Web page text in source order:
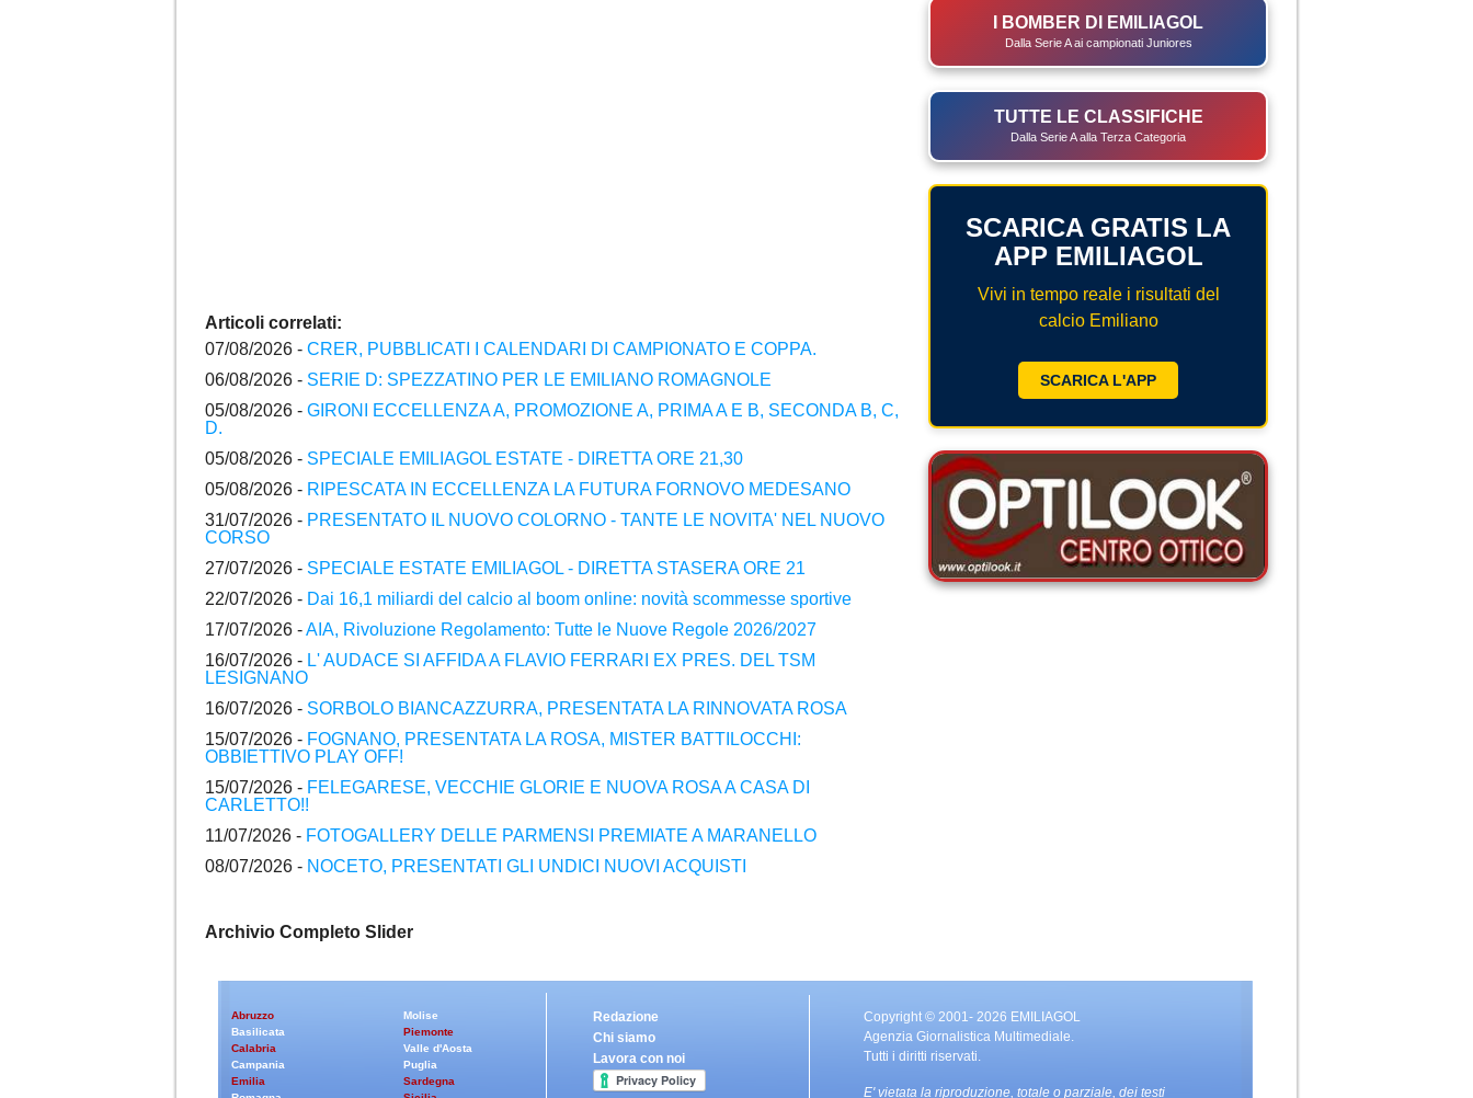
Articoli correlati:
07/08/2026 - CRER, PUBBLICATI I CALENDARI DI CAMPIONATO E COPPA.
06/08/2026 - SERIE D: SPEZZATINO PER LE EMILIANO ROMAGNOLE
05/08/2026 - GIRONI ECCELLENZA A, PROMOZIONE A, PRIMA A E B, SECONDA B, C,
D.
05/08/2026 - SPECIALE EMILIAGOL ESTATE - DIRETTA ORE 21,30
05/08/2026 - RIPESCATA IN ECCELLENZA LA FUTURA FORNOVO MEDESANO
31/07/2026 - PRESENTATO IL NUOVO COLORNO - TANTE LE NOVITA' NEL NUOVO
CORSO
27/07/2026 - SPECIALE ESTATE EMILIAGOL - DIRETTA STASERA ORE 21
22/07/2026 - Dai 16,1 miliardi del calcio al boom online: novità scommesse sportive
17/07/2026 -AIA, Rivoluzione Regolamento: Tutte le Nuove Regole 2026/2027
16/07/2026 - L' AUDACE SI AFFIDA A FLAVIO FERRARI EX PRES. DEL TSM
LESIGNANO
16/07/2026 - SORBOLO BIANCAZZURRA, PRESENTATA LA RINNOVATA ROSA
15/07/2026 - FOGNANO, PRESENTATA LA ROSA, MISTER BATTILOCCHI:
OBBIETTIVO PLAY OFF!
15/07/2026 - FELEGARESE, VECCHIE GLORIE E NUOVA ROSA A CASA DI
CARLETTO!!
11/07/2026 - FOTOGALLERY DELLE PARMENSI PREMIATE A MARANELLO
08/07/2026 - NOCETO, PRESENTATI GLI UNDICI NUOVI ACQUISTI
Archivio Completo Slider
I BOMBER DI EMILIAGOL
Dalla Serie A ai campionati Juniores
TUTTE LE CLASSIFICHE
Dalla Serie A alla Terza Categoria
SCARICA GRATIS LA
APP EMILIAGOL
Vivi in tempo reale i risultati del
calcio Emiliano
SCARICA L'APP
Abruzzo
Basilicata
Calabria
Campania
Emilia
Molise
Piemonte
Valle d'Aosta
Puglia
Sardegna
Redazione
Chi siamo
Lavora con noi
Copyright © 2001- 2026 EMILIAGOL
Agenzia Giornalistica Multimediale.
Tutti i diritti riservati.
E' vietata la riproduzione, totale o parziale, dei testi